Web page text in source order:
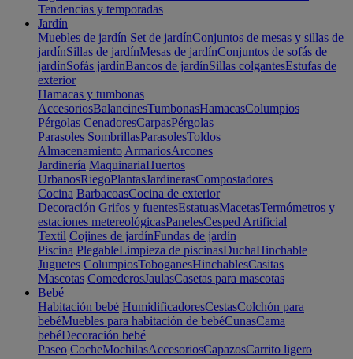
Tendencias y temporadas
Jardín
Muebles de jardín Set de jardínConjuntos de mesas y sillas de
jardínSillas de jardínMesas de jardínConjuntos de sofás de
jardínSofás jardínBancos de jardínSillas colgantesEstufas de
exterior
Hamacas y tumbonas
AccesoriosBalancinesTumbonasHamacasColumpios
Pérgolas CenadoresCarpasPérgolas
Parasoles SombrillasParasolesToldos
Almacenamiento ArmariosArcones
Jardinería MaquinariaHuertos
UrbanosRiegoPlantasJardinerasCompostadores
Cocina BarbacoasCocina de exterior
Decoración Grifos y fuentesEstatuasMacetasTermómetros y
estaciones metereológicasPanelesCesped Artificial
Textil Cojines de jardínFundas de jardín
Piscina PlegableLimpieza de piscinasDuchaHinchable
Juguetes ColumpiosToboganesHinchablesCasitas
Mascotas ComederosJaulasCasetas para mascotas
Bebé
Habitación bebé HumidificadoresCestasColchón para
bebéMuebles para habitación de bebéCunasCama
bebéDecoración bebé
Paseo CocheMochilasAccesoriosCapazosCarrito ligero